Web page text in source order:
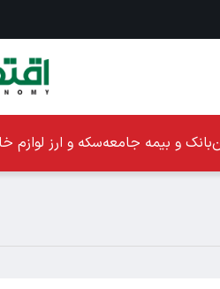
بانک و بیمه جامعهسکه و ارز لوازم